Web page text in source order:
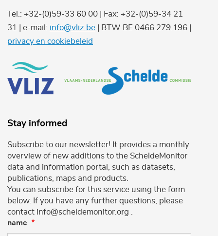
Tel.: +32-(0)59-33 60 00 | Fax: +32-(0)59-34 21
31 | e-mail: info@vliz.be | BTW BE 0466.279.196 |
privacy en cookiebeleid
Stay informed
Subscribe to our newsletter! It provides a monthly
overview of new additions to the ScheldeMonitor
data and information portal, such as datasets,
publications, maps and products.
You can subscribe for this service using the form
below. If you have any further questions, please
contact info@scheldemonitor.org .
name